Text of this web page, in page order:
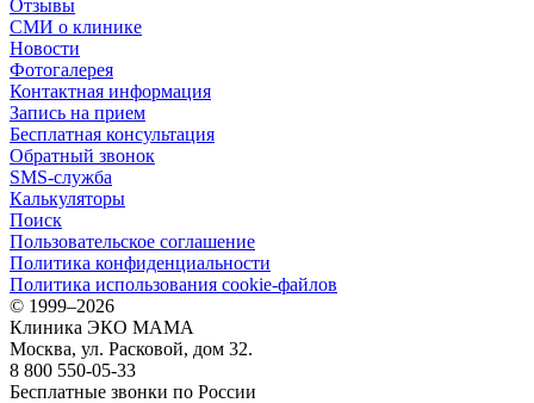
Отзывы
СМИ о клинике
Новости
Фотогалерея
Контактная информация
Запись на прием
Бесплатная консультация
Обратный звонок
SMS-служба
Калькуляторы
Поиск
Пользовательское соглашение
Политика конфиденциальности
Политика использования cookie-файлов
© 1999–2026
Клиника ЭКО МАМА
Москва, ул. Расковой, дом 32.
8 800 550-05-33
Бесплатные звонки по России